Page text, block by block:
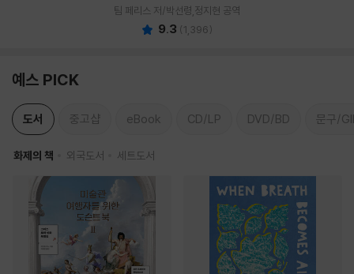
팀 페리스 저/박선령,정지현 공역
9.3 (1,396)
예스 PICK
도서 중고샵 eBook CD/LP DVD/BD 문구/
화제의 책 외국도서 세트도서